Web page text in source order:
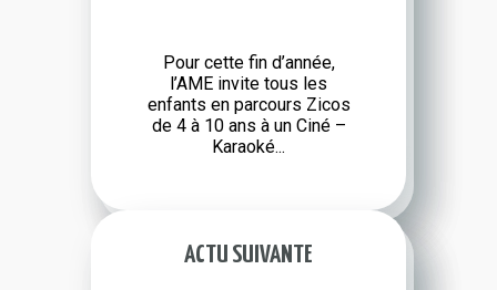
Pour cette fin d’an­née,
l’AME invite tous les
enfants en parcours Zicos
de 4 à 10 ans à un Ciné –
Karaoké...
ACTU SUIVANTE